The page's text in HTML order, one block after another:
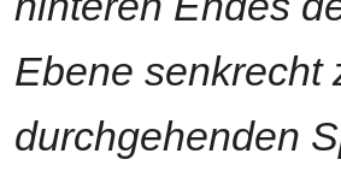
Ebene senkrecht
durchgehenden